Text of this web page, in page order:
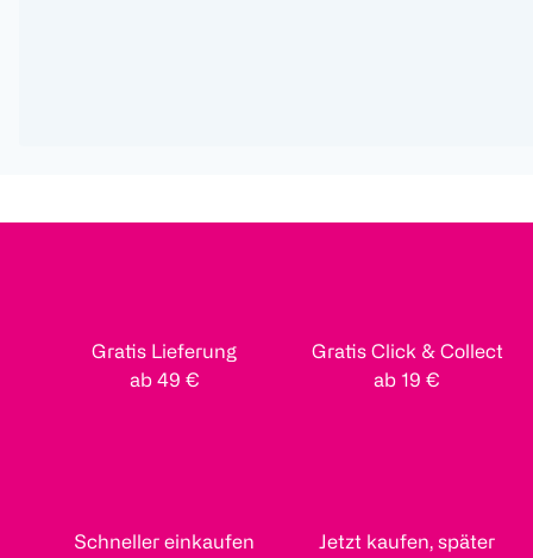
Gratis Lieferung
ab 49 €
Gratis Click & Collect
ab 19 €
Schneller einkaufen
Jetzt kaufen, später